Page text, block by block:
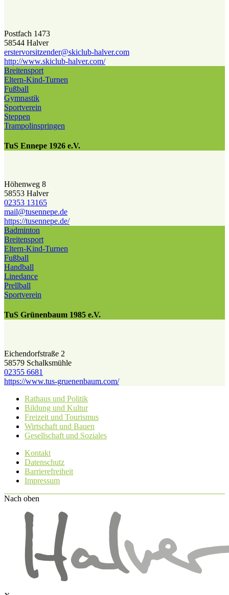
Postfach 1473
58544 Halver
erstervorsitzender@​skiclub-halver.com
http://www.skiclub-halver.com/
Breitensport
Eltern-Kind-Turnen
Fußball
Gymnastik
Sportverein
Steppen
Trampolinspringen
TuS Ennepe 1926 e.V.
Höhenweg 8
58553 Halver
02353 13165
mail@​tusennepe.de
https://tusennepe.de/
Badminton
Breitensport
Eltern-Kind-Turnen
Fußball
Handball
Linedance
Prellball
Sportverein
TuS Grünenbaum 1985 e.V.
Eichendorfstraße 2
58579 Schalksmühle
02355 6681
https://www.tus-gruenenbaum.com/
Rathaus und Politik
Bildung und Kultur
Freizeit und Tourismus
Wirtschaft und Bauen
Gesellschaft und Soziales
Kontakt
Datenschutz
Barrierefreiheit
Impressum
Nach oben